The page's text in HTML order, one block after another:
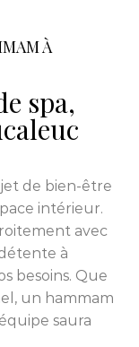
À
spa,
de bien-être
intérieur.
avec
à
besoins. Que
un hammam
saura